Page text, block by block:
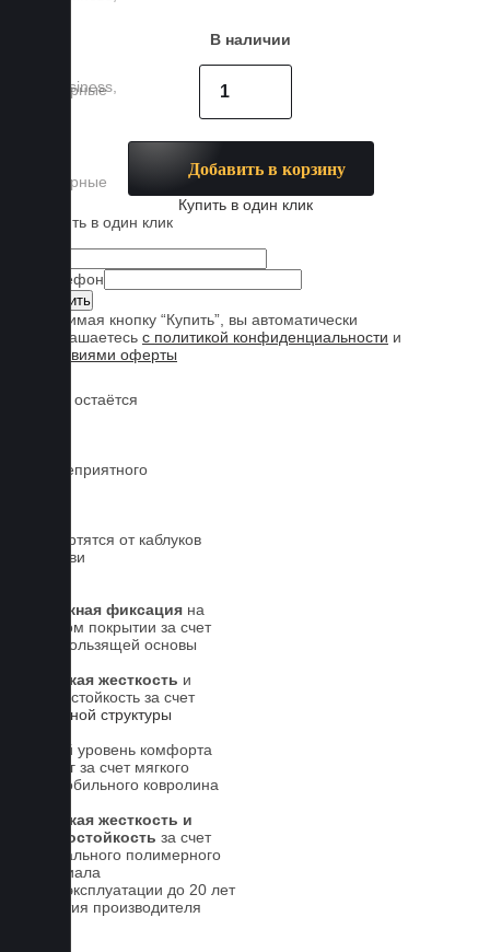
В наличии
Добавить в корзину
Купить в один клик
Купить в один клик
Телефон
Нажимая кнопку “Купить”, вы автоматически
соглашаетесь с политикой конфиденциальности и
условиями оферты
Обувь остаётся
Нет неприятного
Не портятся от каблуков
на обуви
Надежная фиксация на
штатном покрытии за счет
антискользящей основы
Высокая жесткость и
износостойкость за счет
5-слойной структуры
Новый уровень комфорта
для ног за счет мягкого
автомобильного ковролина
Высокая жесткость и
износостойкость за счет
специального полимерного
материала
Срок эксплуатации до 20 лет
Гарантия производителя